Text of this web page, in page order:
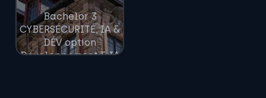
Bachelor 3
CYBERSÉCURITÉ, IA &
DÉV option
Développement & IA